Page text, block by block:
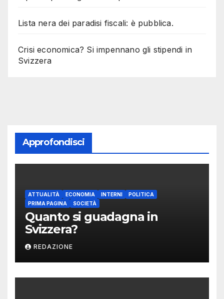
Lista nera dei paradisi fiscali: è pubblica.
Crisi economica? Si impennano gli stipendi in
Svizzera
Approfondisci
ATTUALITÀ ECONOMIA INTERNI
POLITICA
PRIMA PAGINA
SOCIETÀ
Quanto si guadagna in
Svizzera?
REDAZIONE